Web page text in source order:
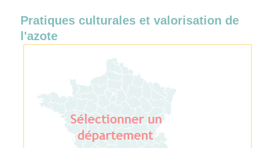
Pratiques culturales et valorisation de
l'azote